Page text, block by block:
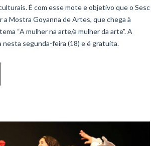
É com esse mote e objetivo que o Sesc
a Mostra Goyanna de Artes, que chega à
“A mulher na arte/a mulher da arte”. A
nesta segunda-feira (18) e é gratuita.